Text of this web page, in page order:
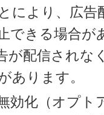
により、広
できる場合が
が配信されな
あります。
効化（オプト